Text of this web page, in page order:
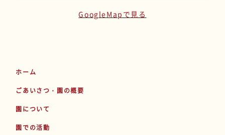
GoogleMapで見る
ホーム
ごあいさつ・園の概要
園について
園での活動